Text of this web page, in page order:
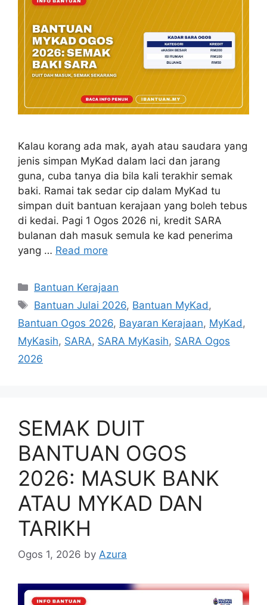
Kalau korang ada mak, ayah atau saudara yang
jenis simpan MyKad dalam laci dan jarang
guna, cuba tanya dia bila kali terakhir semak
baki. Ramai tak sedar cip dalam MyKad tu
simpan duit bantuan kerajaan yang boleh tebus
di kedai. Pagi 1 Ogos 2026 ni, kredit SARA
bulanan dah masuk semula ke kad penerima
yang … Read more
Categories
Bantuan Kerajaan
Tags
Bantuan Julai 2026, Bantuan MyKad ,
Bantuan Ogos 2026, Bayaran Kerajaan, MyKad ,
MyKasih, SARA, SARA MyKasih, SARA Ogos
2026
SEMAK DUIT
BANTUAN OGOS
2026: MASUK BANK
ATAU MYKAD DAN
TARIKH
Ogos 1, 2026 by Azura